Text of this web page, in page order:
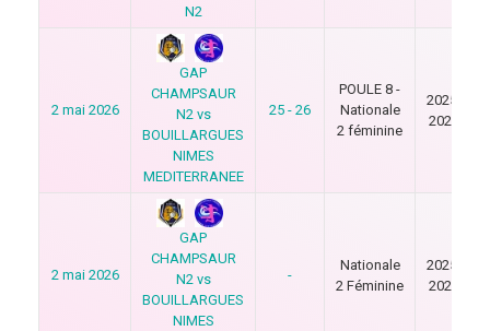
N2
2 mai 2026
GAP
CHAMPSAUR
N2 vs
BOUILLARGUES
NIMES
MEDITERRANEE
25 - 26
POULE 8 -
Nationale
2 féminine
2025-
2026
2 mai 2026
GAP
CHAMPSAUR
N2 vs
BOUILLARGUES
NIMES
-
Nationale
2 Féminine
2025-
2026